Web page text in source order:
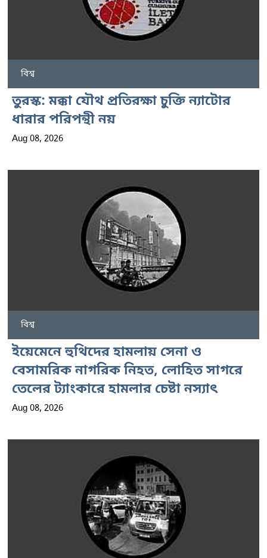
বিশ্ব
তুরস্ক: মক্কা যৌথ প্রতিরক্ষা চুক্তি ন্যাটোর
ধারার পরিপন্থী নয়
Aug 08, 2026
বিশ্ব
ইয়েমেনে হুথিদের হামলায় সেনা ও
বেসামরিক নাগরিক নিহত, লোহিত সাগরে
তেলের ট্যাংকারে হামলার চেষ্টা নস্যাৎ
Aug 08, 2026